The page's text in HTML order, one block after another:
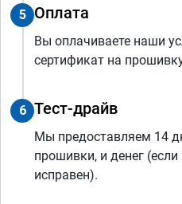
5 Оплата
Вы оплачиваете наши
сертификат на
6 Тест-драйв
Мы предоставляем 14
прошивки, и денег
исправен).